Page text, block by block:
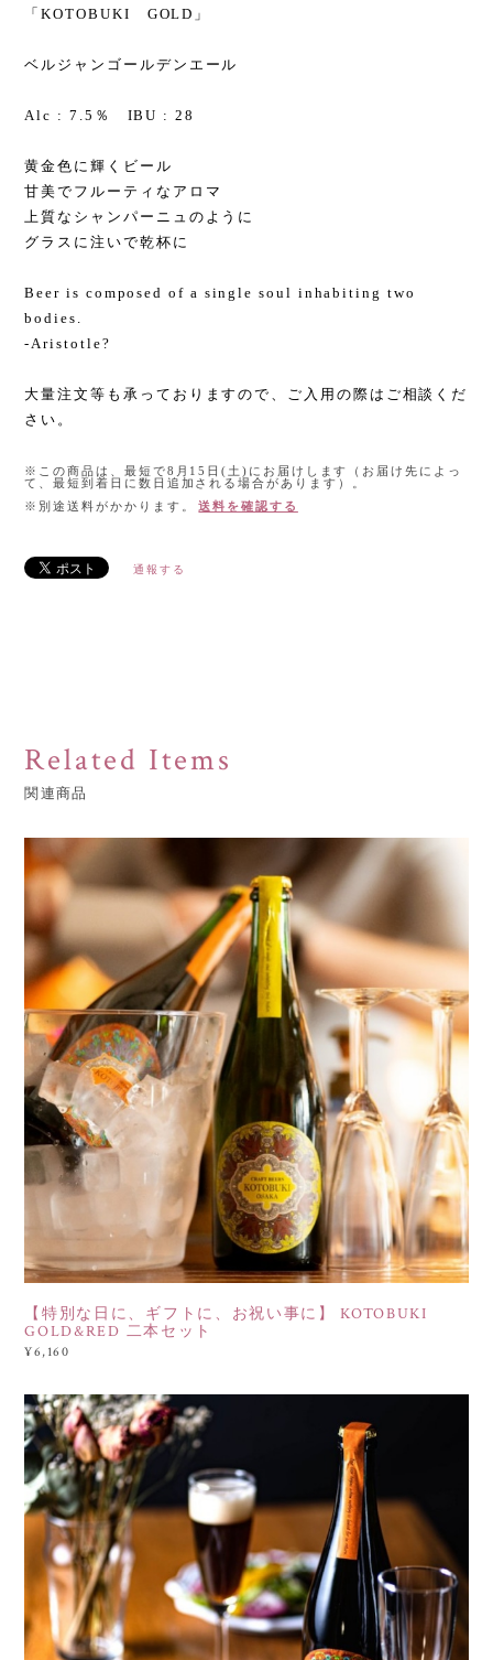
「KOTOBUKI GOLD」
ベルジャンゴールデンエール
Alc : 7.5％ IBU : 28
黄金色に輝くビール
甘美でフルーティなアロマ
上質なシャンパーニュのように
グラスに注いで乾杯に
Beer is composed of a single soul inhabiting two
bodies.
-Aristotle?
大量注文等も承っておりますので、ご入用の際はご相談くだ
さい。
※この商品は、最短で8月15日(土)にお届けします（お届け先によっ
て、最短到着日に数日追加される場合があります）。
※別途送料がかかります。
送料を確認する
通報する
Related Items
関連商品
【特別な日に、ギフトに、お祝い事に】 KOTOBUKI
GOLD&RED 二本セット
¥6,160